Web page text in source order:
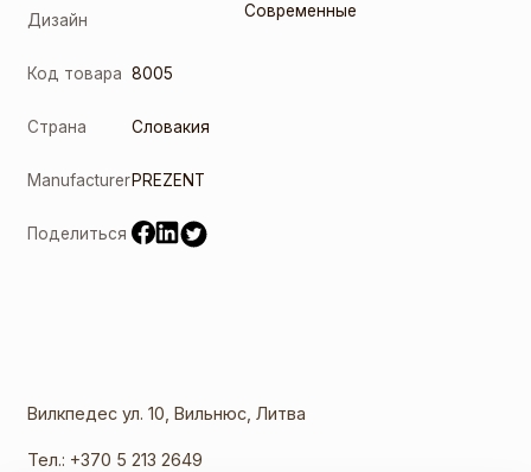
Дизайн Современные
Код товара 8005
Страна Словакия
ManufacturerPREZENT
Поделиться
Вилкпедес ул. 10, Вильнюс, Литва
Тел.: +370 5 213 2649